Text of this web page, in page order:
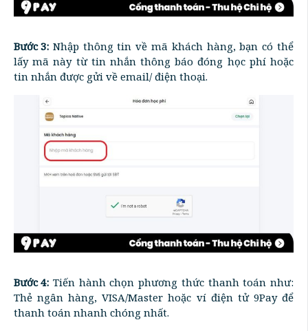
Bước 3: Nhập thông tin về mã khách hàng, bạn có thể
lấy mã này từ tin nhắn thông báo đóng học phí hoặc
tin nhắn được gửi về email/ điện thoại.
Bước 4: Tiến hành chọn phương thức thanh toán như:
Thẻ ngân hàng, VISA/Master hoặc ví điện tử 9Pay để
thanh toán nhanh chóng nhất.